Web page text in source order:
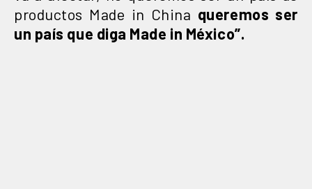
productos Made in China queremos ser
un país que diga Made in México”.